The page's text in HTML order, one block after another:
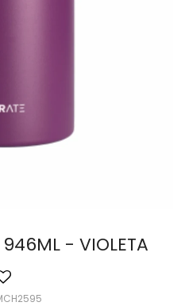
946ML - VIOLETA